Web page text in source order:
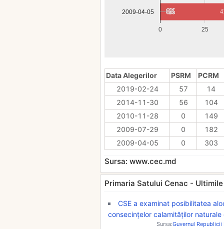
0 25
2009-04-05 0%
0%
Data Alegerilor PSRM
PCRM
2019-02-24
57
14
2014-11-30
56
104
2010-11-28
0
149
2009-07-29
0
182
2009-04-05
0 303
Sursa: www.cec.md
Primaria Satului Cenac -
CSE a examinat posibilitatea
consecințelor calamităților
Sursa:Guvernul